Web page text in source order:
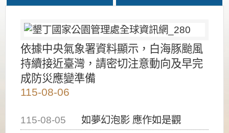
依據中央氣象署資料顯示，白海豚颱風
持續接近臺灣，請密切注意動向及早完
成防災應變準備
115-08-06
115-08-05
如夢幻泡影 應作如是觀